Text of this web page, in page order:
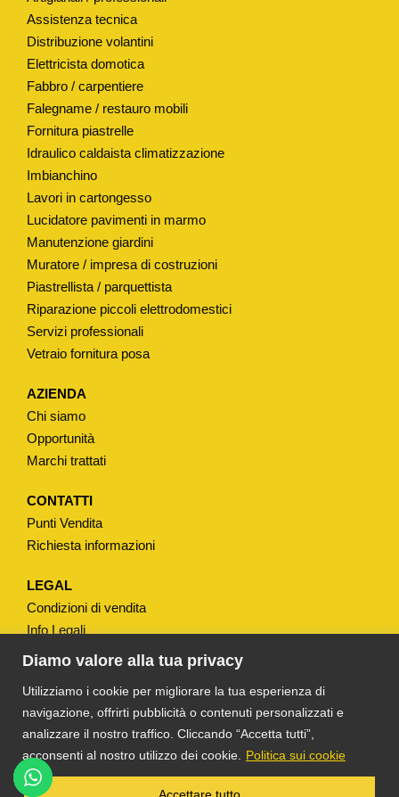
Diamo valore alla tua privacy
Utilizziamo i cookie per migliorare la tua esperienza di
navigazione, offrirti pubblicità o contenuti personalizzati e
analizzare il nostro traffico. Cliccando “Accetta tutti”,
acconsenti al nostro utilizzo dei cookie.
Politica sui cookie
Accettare tutto
A
L
E
P
E
R
P
E
R
C
H
O
S
T
T
A
P
O
"
I
T
S
Assistenza tecnica
Distribuzione volantini
Elettricista domotica
Fabbro / carpentiere
Falegname / restauro mobili
Fornitura piastrelle
Idraulico caldaista climatizzazione
Imbianchino
Lavori in cartongesso
Lucidatore pavimenti in marmo
Manutenzione giardini
Muratore / impresa di costruzioni
Piastrellista / parquettista
Riparazione piccoli elettrodomestici
Servizi professionali
Vetraio fornitura posa
AZIENDA
Chi siamo
Opportunità
Marchi trattati
CONTATTI
Punti Vendita
Richiesta informazioni
LEGAL
Condizioni di vendita
Info Legali
Note Legali
TS DACOM S.R.L. UNIPERSONALE P. IVA